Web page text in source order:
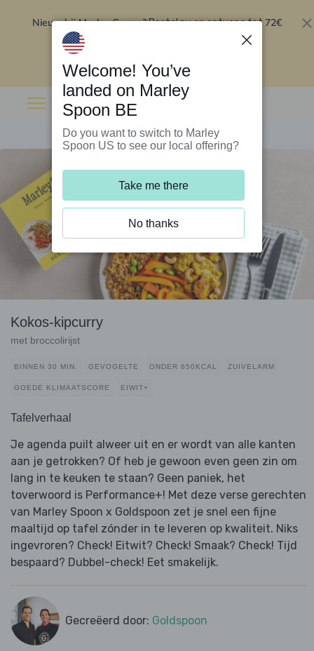
Nieuw bij Marley Spoon?Bestel nu en ontvang tot 72€
Kokos-kipcurry
met broccolirijst
BINNEN 30 MIN. GEVOGELTE ONDER 650KCAL ZUIVELARM
GOEDE KLIMAATSCORE EIWIT+
Tafelverhaal
Je agenda puilt alweer uit en er wordt van alle kanten
aan je getrokken? Of heb je gewoon even geen zin om
lang in te keuken te staan? Geen paniek, het
toverwoord is Performance+! Met deze verse gerechten
van Marley Spoon x Goldspoon zet je snel een fijne
maaltijd op tafel zónder in te leveren op kwaliteit. Niks
ingevroren? Check! Eitwit? Check! Smaak? Check! Tijd
bespaard? Dubbel-check! Eet smakelijk.
Gecreëerd door: Goldspoon
Welcome! You’ve
landed on Marley
Spoon BE
Do you want to switch to Marley
Spoon US to see our local offering?
Take me there
No thanks